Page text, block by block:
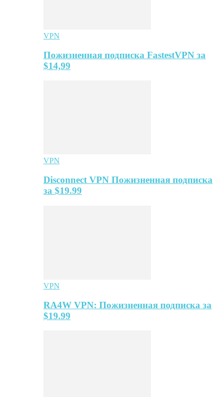
VPN
Пожизненная подписка FastestVPN за
$14,99
VPN
Disconnect VPN Пожизненная подписка
за $19.99
VPN
RA4W VPN: Пожизненная подписка за
$19.99